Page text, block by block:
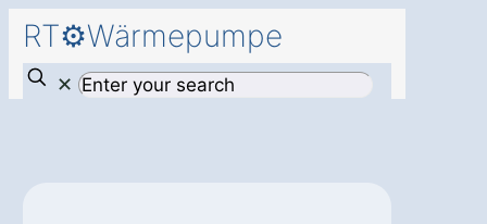
RT⚙️Wärmepumpe
✕